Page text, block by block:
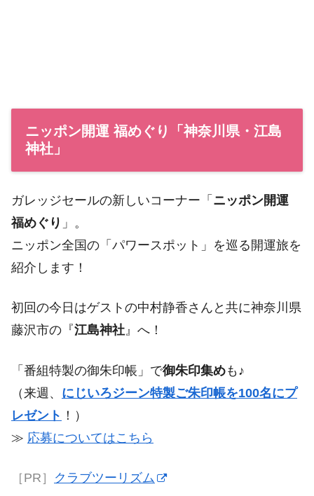
ニッポン開運 福めぐり「神奈川県・江島
神社」
ガレッジセールの新しいコーナー「 ニッポン開運
福めぐり 」。
ニッポン全国の「パワースポット」を巡る開運旅を
紹介します！
初回の今日はゲストの中村静香さんと共に神奈川県
藤沢市の『江島神社』へ！
「番組特製の御朱印帳」で御朱印集めも♪
（来週、 にじいろジーン特製ご朱印帳を100名にプ
レゼント ！）
≫ 応募についてはこちら
［PR］ クラブツーリズム